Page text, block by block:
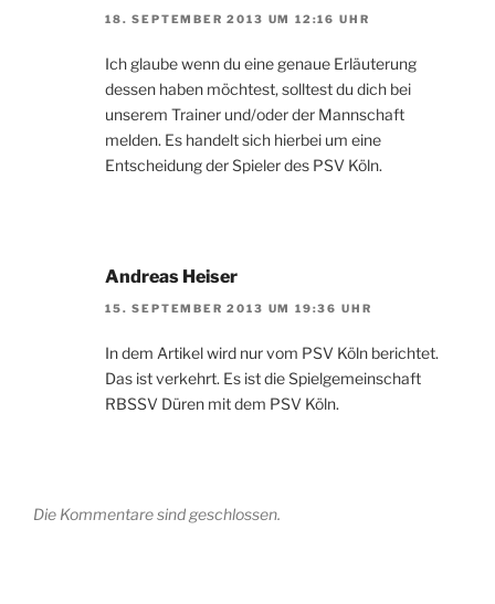
18. SEPTEMBER 2013 UM 12:16 UHR
Ich glaube wenn du eine genaue Erläuterung
dessen haben möchtest, solltest du dich bei
unserem Trainer und/oder der Mannschaft
melden. Es handelt sich hierbei um eine
Entscheidung der Spieler des PSV Köln.
Andreas Heiser
15. SEPTEMBER 2013 UM 19:36 UHR
In dem Artikel wird nur vom PSV Köln berichtet.
Das ist verkehrt. Es ist die Spielgemeinschaft
RBSSV Düren mit dem PSV Köln.
Die Kommentare sind geschlossen.